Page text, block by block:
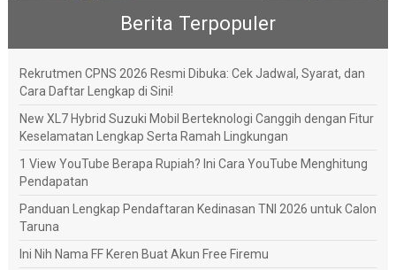
Berita Terpopuler
Rekrutmen CPNS 2026 Resmi Dibuka: Cek Jadwal, Syarat, dan
Cara Daftar Lengkap di Sini!
New XL7 Hybrid Suzuki Mobil Berteknologi Canggih dengan Fitur
Keselamatan Lengkap Serta Ramah Lingkungan
1 View YouTube Berapa Rupiah? Ini Cara YouTube Menghitung
Pendapatan
Panduan Lengkap Pendaftaran Kedinasan TNI 2026 untuk Calon
Taruna
Ini Nih Nama FF Keren Buat Akun Free Firemu